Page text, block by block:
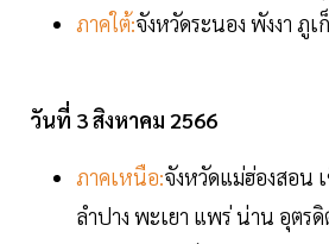
ภาคใต้:จังหวัดระนอง พังงา ภู
วันที่ 3 สิงหาคม 2566
ภาคเหนือ:จังหวัดแม่ฮ่องสอน
ลำปาง พะเยา แพร่ น่าน อุตร